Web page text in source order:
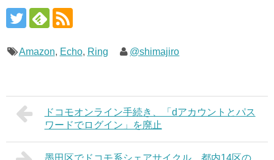
Amazon, Echo, Ring @shimajiro
ドコモオンライン手続き、「dアカウントとパス
ワードでログイン」を廃止
墨田区でドコモ系シェアサイクル、都内14区の